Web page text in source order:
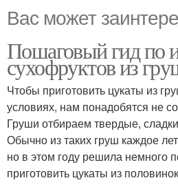
Вас может
Пошаговый гид по
сухофруктов из
Чтобы приготовить цукаты из
условиях, нам понадобятся не
Груши отбираем твердые,
Обычно из таких груш каждое
но в этом году решила немного
приготовить цукаты из